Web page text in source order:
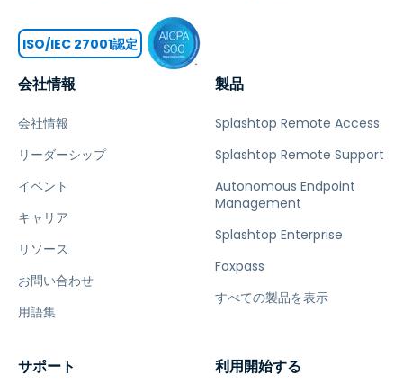
会社情報
会社情報
リーダーシップ
イベント
キャリア
リソース
お問い合わせ
用語集
製品
Splashtop Remote Access
Splashtop Remote Support
Autonomous Endpoint
Management
Splashtop Enterprise
Foxpass
すべての製品を表示
サポート 利用開始する
ISO/IEC 27001認定